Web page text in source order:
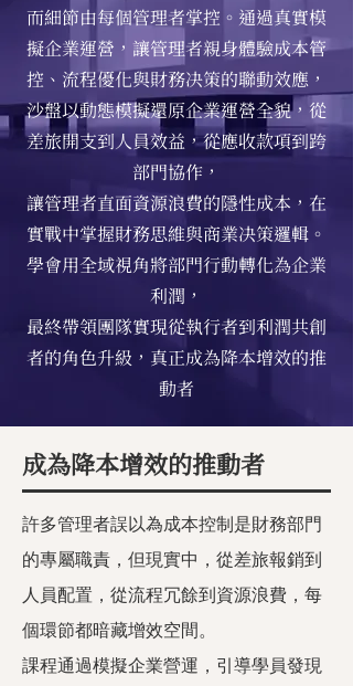
而細節由每個管理者掌控。通過真實模
擬企業運營，讓管理者親身體驗成本管
控、流程優化與財務决策的聯動效應，
沙盤以動態模擬還原企業運營全貌，從
差旅開支到人員效益，從應收款項到跨
部門協作，
讓管理者直面資源浪費的隱性成本，在
實戰中掌握財務思維與商業决策邏輯。
學會用全域視角將部門行動轉化為企業
利潤，
最終帶領團隊實現從執行者到利潤共創
者的角色升級，真正成為降本增效的推
動者
成為降本增效的推動者
許多管理者誤以為成本控制是財務部門
的專屬職責，但現實中，從差旅報銷到
人員配置，從流程冗餘到資源浪費，每
個環節都暗藏增效空間。
課程通過模擬企業營運，引導學員發現